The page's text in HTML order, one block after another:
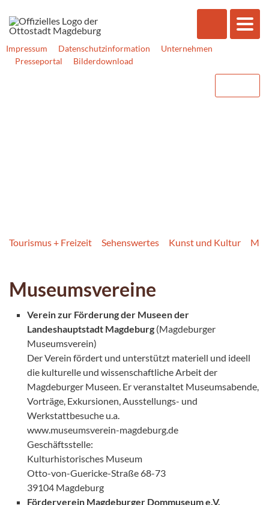
Impressum Datenschutzinformation
Unternehmen
Presseportal
Bilderdownload
Tourismus + Freizeit Sehenswertes Kunst und Kultur
Museumsvereine
Verein zur Förderung der Museen der
Landeshauptstadt Magdeburg (Magdeburger
Museumsverein)
Der Verein fördert und unterstützt materiell und ideell
die kulturelle und wissenschaftliche Arbeit der
Magdeburger Museen. Er veranstaltet Museumsabende,
Vorträge, Exkursionen, Ausstellungs- und
Werkstattbesuche u.a.
www.museumsverein-magdeburg.de
Geschäftsstelle:
Kulturhistorisches Museum
Otto-von-Guericke-Straße 68-73
39104 Magdeburg
Förderverein Magdeburger Dommuseum e.V.